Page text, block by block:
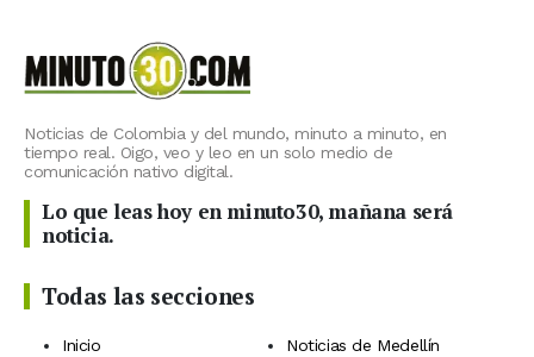
Noticias de Colombia y del mundo, minuto a minuto, en
tiempo real. Oigo, veo y leo en un solo medio de
comunicación nativo digital.
Lo que leas hoy en minuto30, mañana será
noticia.
Todas las secciones
Inicio
Noticias de Medellín